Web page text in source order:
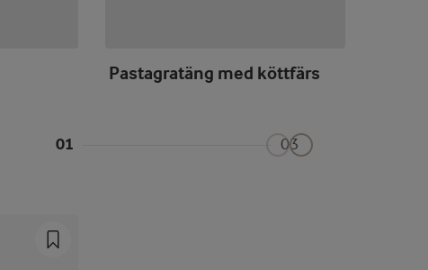
Pastagratäng med köttfärs
01 03